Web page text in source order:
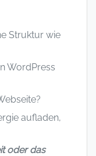
Struktur wie
WordPress
aufladen,
oder das